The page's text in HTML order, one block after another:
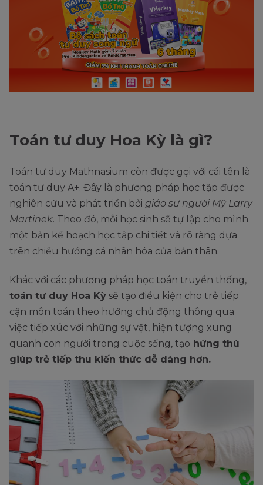
Toán tư duy Hoa Kỳ là gì?
Toán tư duy Mathnasium còn được gọi với cái tên là
toán tư duy A+. Đây là phương pháp học tập được
nghiên cứu và phát triển bởi giáo sư người Mỹ Larry
Martinek. Theo đó, mỗi học sinh sẽ tự lập cho mình
một bản kế hoạch học tập chi tiết và rõ ràng dựa
trên chiều hướng cá nhân hóa của bản thân.
Khác với các phương pháp học toán truyền thống,
toán tư duy Hoa Kỳ sẽ tạo điều kiện cho trẻ tiếp
cận môn toán theo hướng chủ động thông qua
việc tiếp xúc với những sự vật, hiện tượng xung
quanh con người trong cuộc sống, tạo hứng thú
giúp trẻ tiếp thu kiến thức dễ dàng hơn.